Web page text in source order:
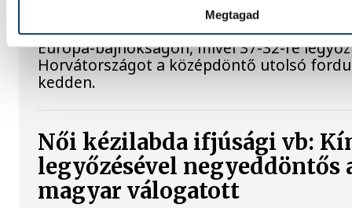
Megtagad
A magyar férfi ifjúsági kézilabda-válogatott
negyeddöntőbe jutott a Belgrádban zajló
Európa-bajnokságon, mivel 37-32-re
Horvátországot a középdöntő utolsó
kedden.
Női kézilabda ifjúsági vb:
legyőzésével negyeddöntős
magyar válogatott